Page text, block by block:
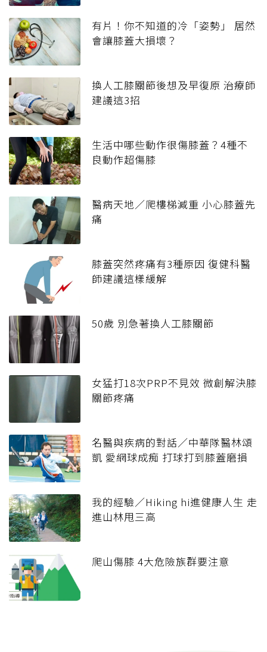
有片！你不知道的冷「姿勢」 居然
會讓膝蓋大損壞？
換人工膝關節後想及早復原 治療師
建議這3招
生活中哪些動作很傷膝蓋？4種不
良動作超傷膝
醫病天地／爬樓梯減重 小心膝蓋先
痛
膝蓋突然疼痛有3種原因 復健科醫
師建議這樣緩解
50歲 別急著換人工膝關節
女猛打18次PRP不見效 微創解決膝
關節疼痛
名醫與疾病的對話／中華隊醫林頌
凱 愛網球成痴 打球打到膝蓋磨損
我的經驗／Hiking hi進健康人生 走
進山林甩三高
爬山傷膝 4大危險族群要注意